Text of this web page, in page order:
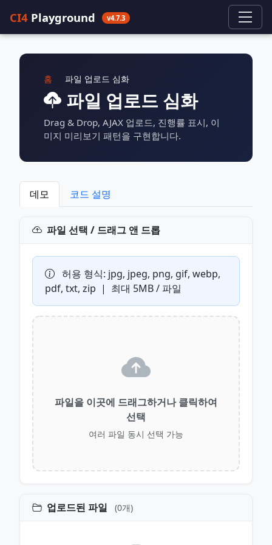
CI4 Playground v4.7.3
홈 파일 업로드 심화
파일 업로드 심화
Drag & Drop, AJAX 업로드, 진행률 표시, 이
미지 미리보기 패턴을 구현합니다.
데모 코드 설명
파일 선택 / 드래그 앤 드롭
허용 형식: jpg, jpeg, png, gif, webp,
pdf, txt, zip | 최대 5MB / 파일
파일을 이곳에 드래그하거나 클릭하여
선택
여러 파일 동시 선택 가능
업로드된 파일 (0개)